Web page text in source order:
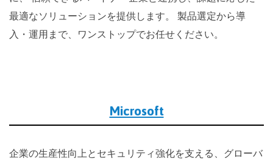
最適なソリューションを提供します。 製品選定から導
入・運用まで、ワンストップでお任せください。
Microsoft
企業の生産性向上とセキュリティ強化を支える、グローバ